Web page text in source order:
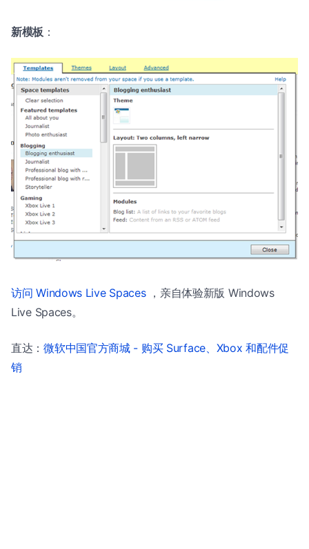
新模板 ：
访问 Windows Live Spaces，亲自体验新版 Windows
Live Spaces。
直达：微软中国官方商城 - 购买 Surface、Xbox 和配件促
销